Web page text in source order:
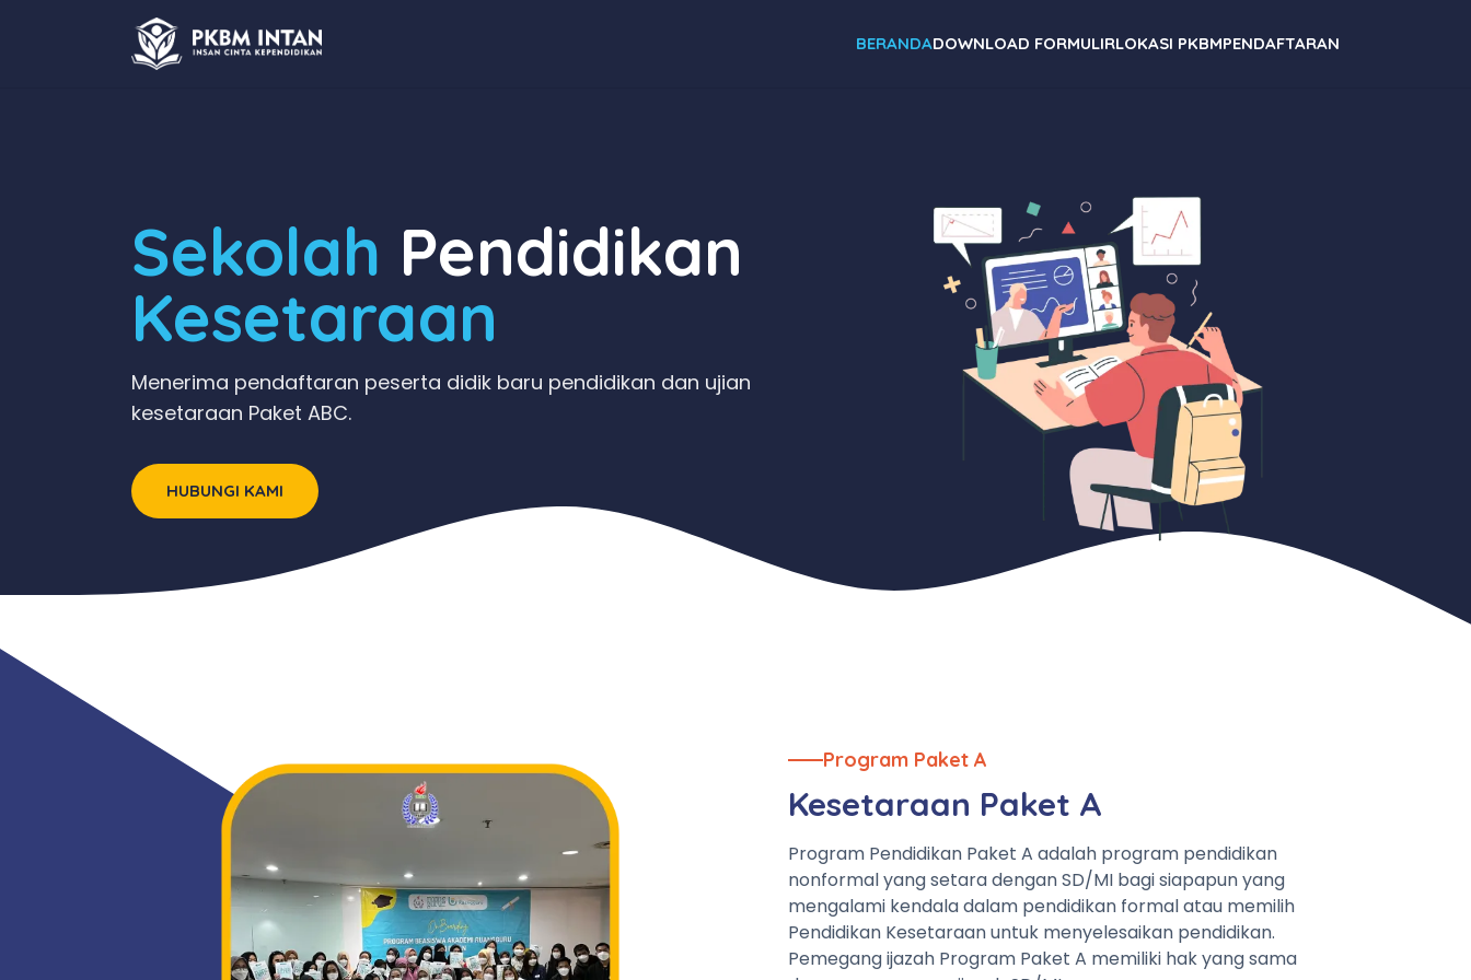
BERANDADOWNLOAD FORMULIRLOKASI PKBMPENDAFTARAN
Sekolah Pendidikan
Kesetaraan
Menerima pendaftaran peserta didik baru pendidikan dan ujian
kesetaraan Paket ABC.
HUBUNGI KAMI
Program Paket A
Kesetaraan Paket A
Program Pendidikan Paket A adalah program pendidikan
nonformal yang setara dengan SD/MI bagi siapapun yang
mengalami kendala dalam pendidikan formal atau memilih
Pendidikan Kesetaraan untuk menyelesaikan pendidikan.
Pemegang ijazah Program Paket A memiliki hak yang sama